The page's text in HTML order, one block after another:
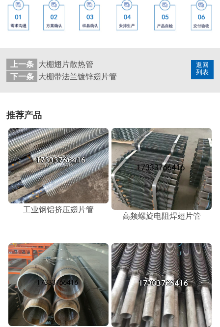
返回
列表
上一条
大棚翅片散热管
下一条
大棚带法兰镀锌翅片管
推荐产品
工业钢铝挤压翅片管
高频螺旋电阻焊翅片管